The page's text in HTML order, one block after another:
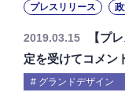
プレスリリース
2019.03.15
【プ
定を受けてコメン
グランドデザイン